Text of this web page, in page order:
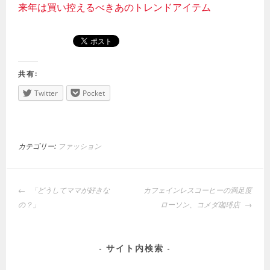
来年は買い控えるべきあのトレンドアイテム
共有:
Twitter
Pocket
カテゴリー: ファッション
投
稿
「どうしてママが好きな
の？」
カフェインレスコーヒーの満足度
ローソン、コメダ珈琲店
サイト内検索